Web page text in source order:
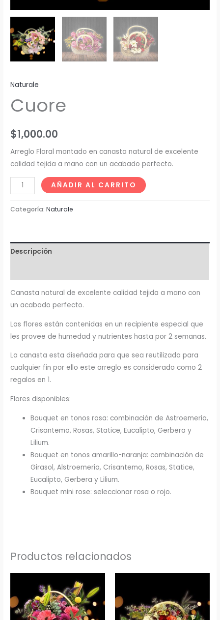
Naturale
Cuore
$1,000.00
Arreglo Floral montado en canasta natural de excelente
calidad tejida a mano con un acabado perfecto.
AÑADIR AL CARRITO
Categoría:Naturale
Descripción
Canasta natural de excelente calidad tejida a mano con
un acabado perfecto.
Las flores están contenidas en un recipiente especial que
les provee de humedad y nutrientes hasta por 2 semanas.
La canasta esta diseñada para que sea reutilizada para
cualquier fin por ello este arreglo es considerado como 2
regalos en 1.
Flores disponibles:
Bouquet en tonos rosa: combinación de Astroemeria,
Crisantemo, Rosas, Statice, Eucalipto, Gerbera y
Lilium.
Bouquet en tonos amarillo-naranja: combinación de
Girasol, Alstroemeria, Crisantemo, Rosas, Statice,
Eucalipto, Gerbera y Lilium.
Bouquet mini rose: seleccionar rosa o rojo.
Productos relacionados